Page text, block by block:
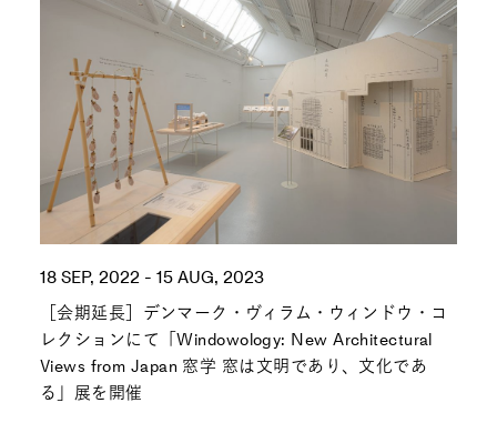
18 SEP, 2022 - 15 AUG, 2023
［会期延長］デンマーク・ヴィラム・ウィンドウ・コ
レクションにて「Windowology: New Architectural
Views from Japan 窓学 窓は文明であり、文化であ
る」展を開催